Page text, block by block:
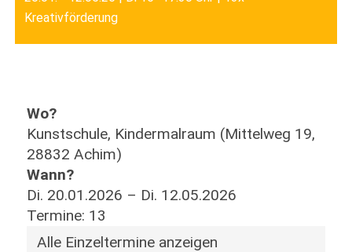
Kreativförderung
Wo?
Kunstschule, Kindermalraum (Mittelweg 19,
28832 Achim)
Wann?
Di. 20.01.2026 – Di. 12.05.2026
Termine: 13
Alle Einzeltermine anzeigen